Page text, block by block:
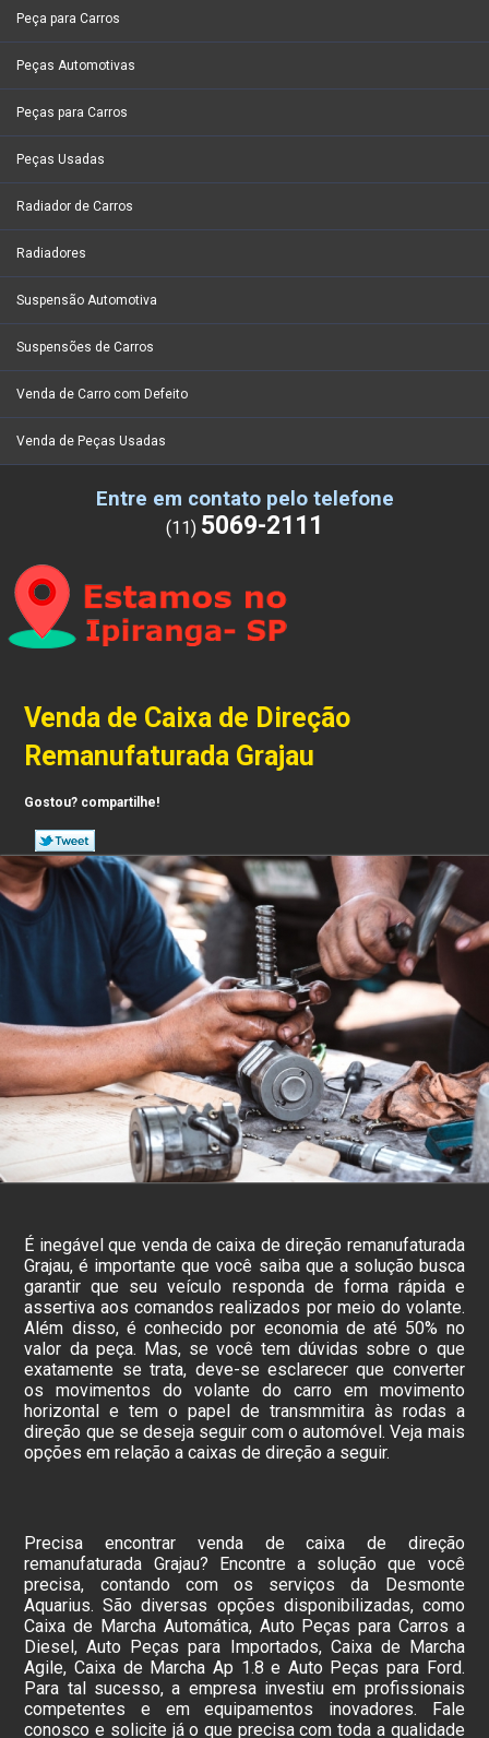
Peça para Carros
Peças Automotivas
Peças para Carros
Peças Usadas
Radiador de Carros
Radiadores
Suspensão Automotiva
Suspensões de Carros
Venda de Carro com Defeito
Venda de Peças Usadas
Entre em contato pelo telefone
(11) 5069-2111
Venda de Caixa de Direção
Remanufaturada Grajau
Gostou? compartilhe!
É inegável que venda de caixa de direção remanufaturada
Grajau, é importante que você saiba que a solução busca
garantir que seu veículo responda de forma rápida e
assertiva aos comandos realizados por meio do volante.
Além disso, é conhecido por economia de até 50% no
valor da peça. Mas, se você tem dúvidas sobre o que
exatamente se trata, deve-se esclarecer que converter
os movimentos do volante do carro em movimento
horizontal e tem o papel de transmmitira às rodas a
direção que se deseja seguir com o automóvel. Veja mais
opções em relação a caixas de direção a seguir.
Precisa encontrar venda de caixa de direção
remanufaturada Grajau? Encontre a solução que você
precisa, contando com os serviços da Desmonte
Aquarius. São diversas opções disponibilizadas, como
Caixa de Marcha Automática, Auto Peças para Carros a
Diesel, Auto Peças para Importados, Caixa de Marcha
Agile, Caixa de Marcha Ap 1.8 e Auto Peças para Ford.
Para tal sucesso, a empresa investiu em profissionais
competentes e em equipamentos inovadores. Fale
conosco e solicite já o que precisa com toda a qualidade